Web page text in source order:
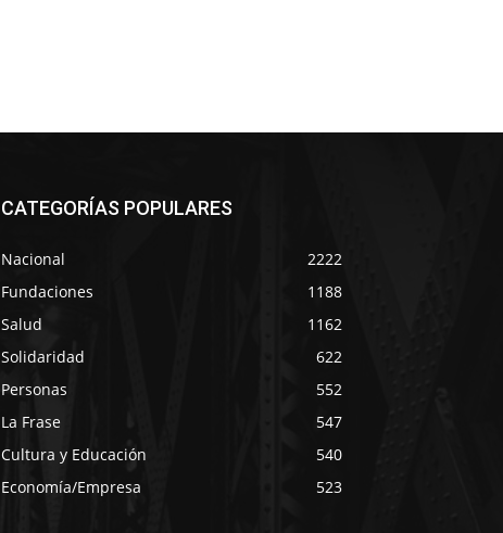
CATEGORÍAS POPULARES
Nacional
2222
Fundaciones
1188
Salud
1162
Solidaridad
622
Personas
552
La Frase
547
Cultura y Educación
540
Economía/Empresa
523